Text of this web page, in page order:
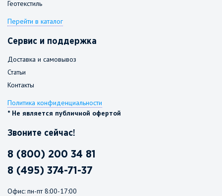
Геотекстиль
Перейти в каталог
Сервис и поддержка
Доставка и самовывоз
Статьи
Контакты
Политика конфиденциальности
* Не является публичной офертой
Звоните сейчас!
8 (800) 200 34 81
8 (495) 374-71-37
Офис: пн-пт 8:00-17:00